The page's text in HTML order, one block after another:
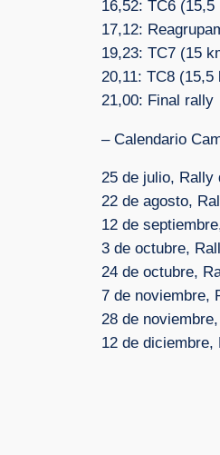
16,52: TC6 (15,5
17,12:
19,23: TC7 (15
20,11: TC8 (15,5
21,00: Final rally
– Calendario
25 de julio, Rally
22 de agosto,
12 de
3 de octubre,
24 de octubre,
7 de noviembre,
28 de
12 de diciembre,